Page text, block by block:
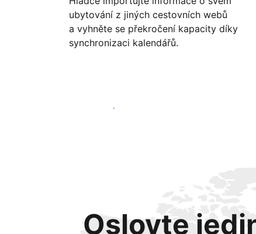
ubytování z jiných cestovních webů
a vyhněte se překročení kapacity díky
synchronizaci kalendářů.
Začít ještě dnes
Oslovte